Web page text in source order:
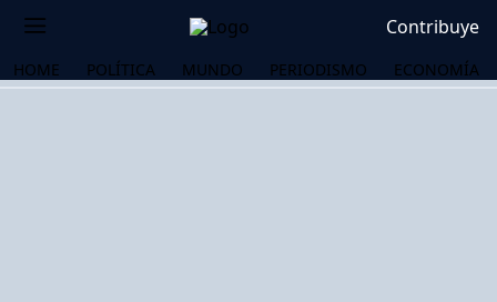
Contribuye
HOME POLÍTICA MUNDO PERIODISMO ECONOMÍA